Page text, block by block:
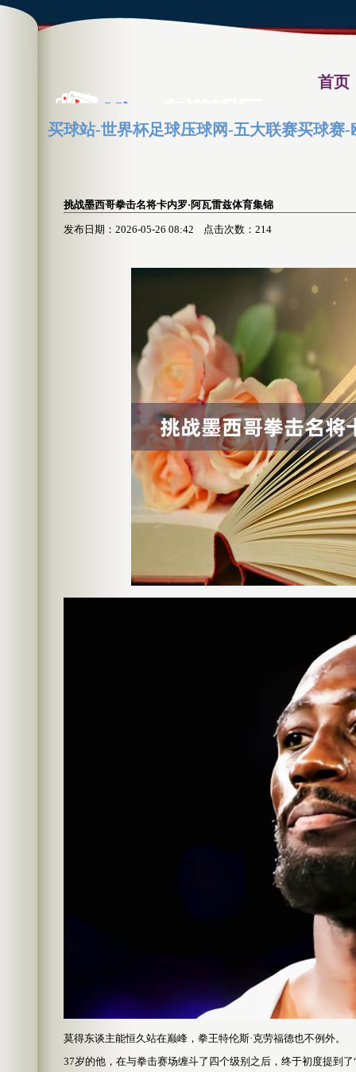
首页
体育录
买球站-世界杯足球压球网-五大联赛买球赛
挑战墨西哥拳击名将卡内罗·阿瓦雷兹体育集锦
发布日期：2026-05-26 08:42 点击次数：214
莫得东谈主能恒久站在巅峰，拳王特伦斯·克劳福德也不例外。
37岁的他，在与拳击赛场缠斗了四个级别之后，终于初度提到了